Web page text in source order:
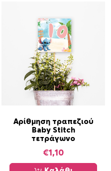
Αρίθμηση τραπεζιού
Baby Stitch
τετράγωνο
€1,10